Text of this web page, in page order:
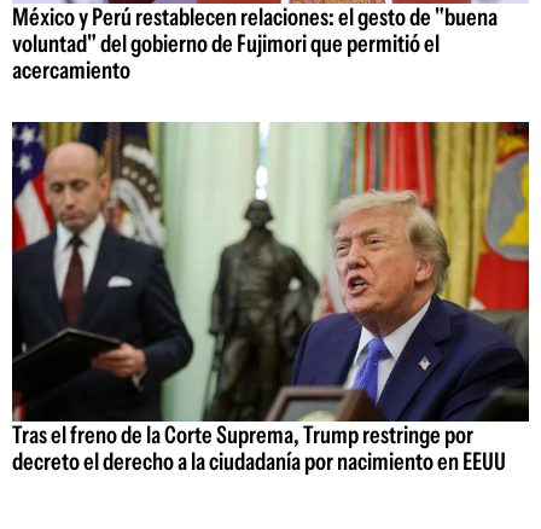
México y Perú restablecen relaciones: el gesto de "buena
voluntad" del gobierno de Fujimori que permitió el
acercamiento
Tras el freno de la Corte Suprema, Trump restringe por
decreto el derecho a la ciudadanía por nacimiento en EEUU